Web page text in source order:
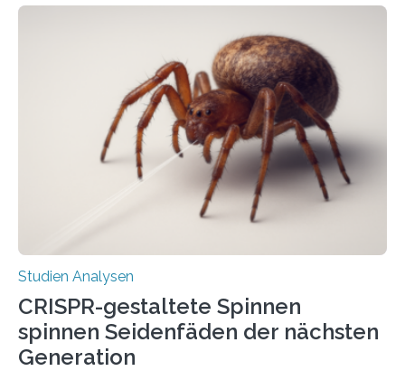
Studien Analysen
CRISPR-gestaltete Spinnen
spinnen Seidenfäden der nächsten
Generation